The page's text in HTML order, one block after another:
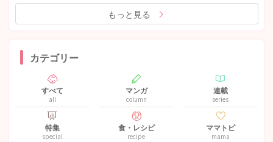
もっと見る
カテゴリー
すべて
all
マンガ
column
連載
series
特集
special
食・レシピ
recipe
ママトピ
mama